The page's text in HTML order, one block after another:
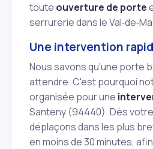
toute ouverture de porte
serrurerie dans le
Une intervention
Nous savons qu'une porte
attendre. C'est pourquoi
organisée pour une
Santeny (94440). Dès
déplaçons dans les plus
en moins de 30 minutes,